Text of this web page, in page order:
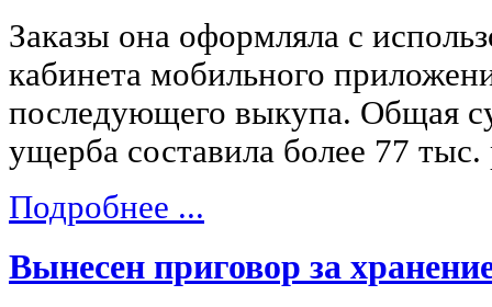
Заказы она оформляла с
кабинета мобильного
последующего выкупа. Общая
ущерба составила более 77 тыс.
Подробнее ...
Вынесен приговор за